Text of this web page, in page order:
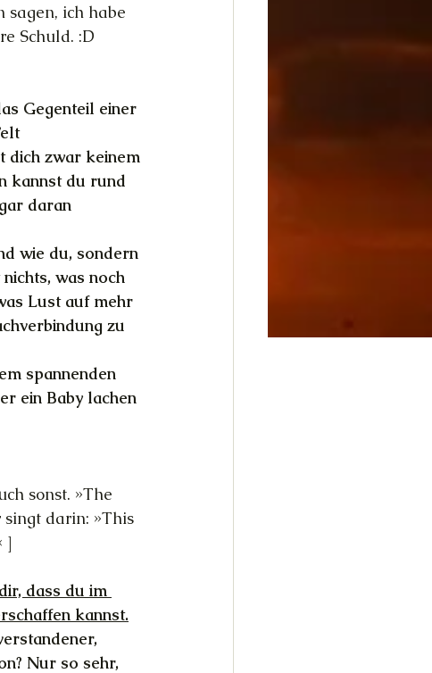
ich habe
Schuld. :D
Gegenteil einer
dich zwar keinem
kannst du rund
daran
wie du, sondern
was noch
Lust auf mehr
zu
spannenden
ein Baby lachen
sonst. »The
darin: »This
]
dass du im
kannst.
Nur so sehr,